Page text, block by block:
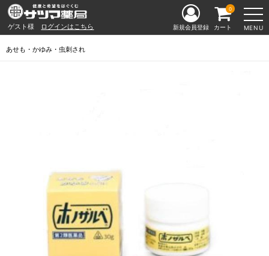
ゲスト様 ログインはこちら MENU
新規会員登録 カート
0
あせも・かゆみ・虫刺され